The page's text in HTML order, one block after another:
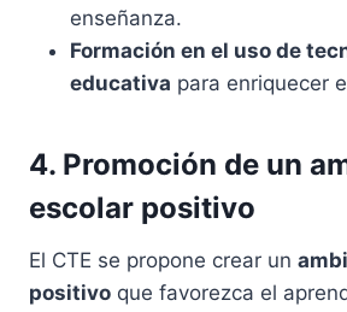
enseñanza.
Formación en el uso de
educativa para enriquecer
4. Promoción de un
escolar positivo
El CTE se propone crear un
positivo que favorezca el